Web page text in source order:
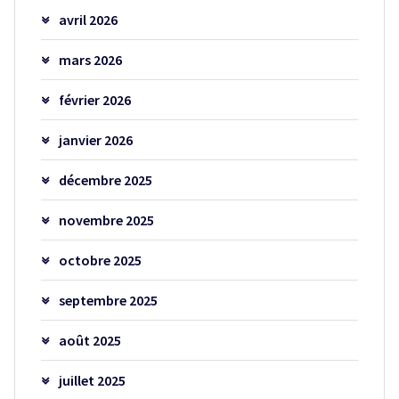
avril 2026
mars 2026
février 2026
janvier 2026
décembre 2025
novembre 2025
octobre 2025
septembre 2025
août 2025
juillet 2025